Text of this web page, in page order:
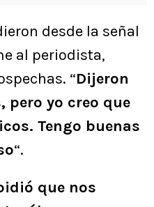
desde la señal
al periodista,
“Dijeron
pero yo creo que
Tengo buenas
“.
que nos